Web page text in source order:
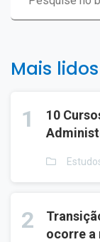
Mais lidos
1
10
2
ocorre a